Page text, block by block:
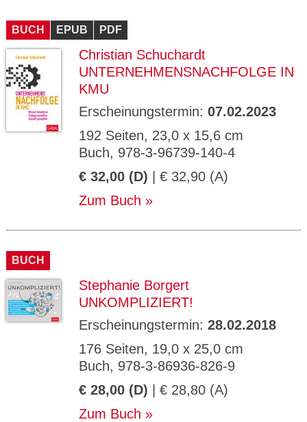
BUCH EPUB PDF
Christian Schuchardt
UNTERNEHMENSNACHFOLGE IN
KMU
Erscheinungstermin: 07.02.2023
192 Seiten, 23,0 x 15,6 cm
Buch, 978-3-96739-140-4
€ 32,00 (D) | € 32,90 (A)
Zum Buch
BUCH
Stephanie Borgert
UNKOMPLIZIERT!
Erscheinungstermin: 28.02.2018
176 Seiten, 19,0 x 25,0 cm
Buch, 978-3-86936-826-9
€ 28,00 (D) | € 28,80 (A)
Zum Buch